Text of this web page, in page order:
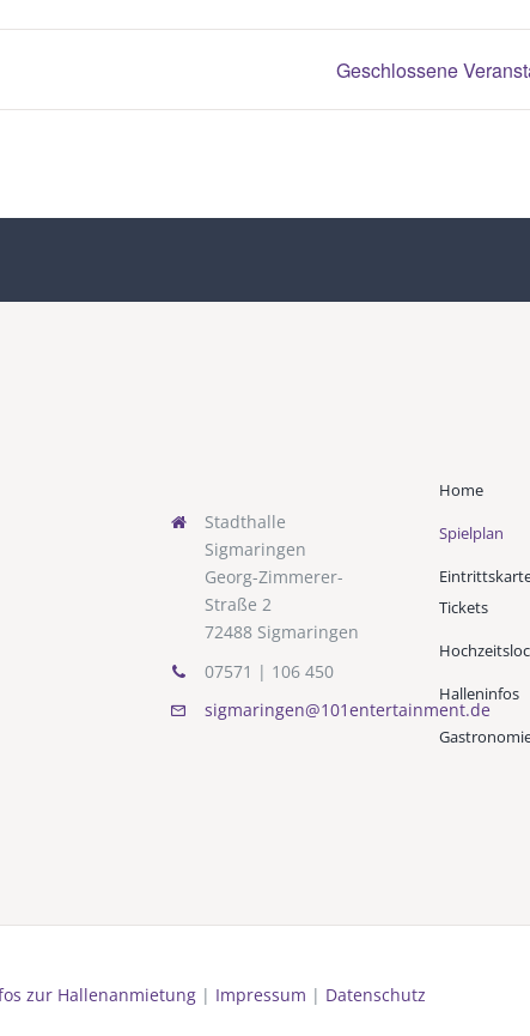
Geschlossene
Stadthalle
Sigmaringen
Georg-Zimmerer-
Straße 2
72488 Sigmaringen
07571 | 106 450
sigmaringen@101entertainment.de
Home
Spielplan
Tickets
Halleninfos
zur Hallenanmietung| Impressum | Datenschutz